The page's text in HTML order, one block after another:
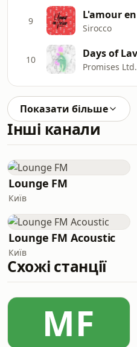
9
Sirocco
10
Promises Ltd.
Показати більше
Інші канали
Lounge FM
Київ
Lounge FM Acoustic
Київ
Схожі станції
MF